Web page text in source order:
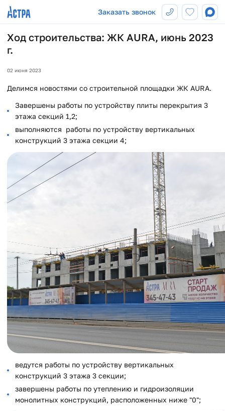
Заказать звонок
Ход строительства: ЖК AURA, июнь 2023
г.
02 июня 2023
Делимся новостями со строительной площадки ЖК AURA.
Завершены работы по устройству плиты перекрытия 3
этажа секций 1,2;
выполняются работы по устройству вертикальных
конструкций 3 этажа секции 4;
ведутся работы по устройству вертикальных
конструкций 3 этажа 3 секции;
завершены работы по утеплению и гидроизоляции
монолитных конструкций, расположенных ниже "0";